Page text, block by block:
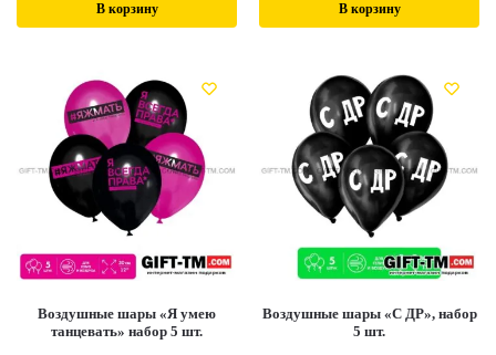
В корзину В корзину
Воздушные шары «Я умею
танцевать» набор 5 шт.
Воздушные шары «С ДР», набор
5 шт.